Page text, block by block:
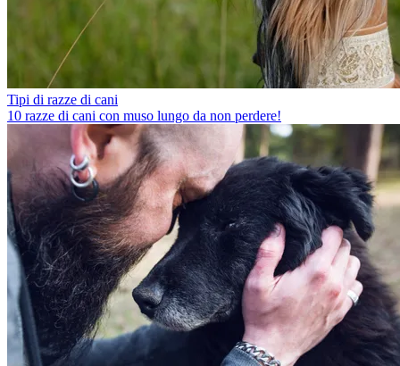
Tipi di razze di cani
10 razze di cani con muso lungo da non perdere!